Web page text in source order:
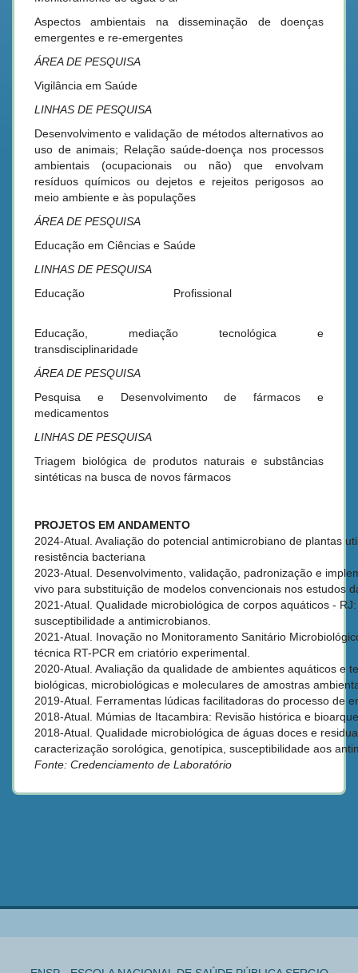
Aspectos ambientais na disseminação de doenças
emergentes e re-emergentes
ÁREA DE PESQUISA
Vigilância em Saúde
LINHAS DE PESQUISA
Desenvolvimento e validação de métodos alternativos ao
uso de animais; Relação saúde-doença nos processos
ambientais (ocupacionais ou não) que envolvam
resíduos químicos ou dejetos e rejeitos perigosos ao
meio ambiente e às populações
ÁREA DE PESQUISA
Educação em Ciências e Saúde
LINHAS DE PESQUISA
Educação Profissional
Educação, mediação tecnológica e
transdisciplinaridade
ÁREA DE PESQUISA
Pesquisa e Desenvolvimento de fármacos e
medicamentos
LINHAS DE PESQUISA
Triagem biológica de produtos naturais e substâncias
sintéticas na busca de novos fármacos
PROJETOS EM ANDAMENTO
2024-Atual. Avaliação do potencial antimicrobiano de plantas
resistência bacteriana
2023-Atual. Desenvolvimento, validação, padronização e
vivo para substituição de modelos convencionais nos estudos
2021-Atual. Qualidade microbiológica de corpos aquáticos -
susceptibilidade a antimicrobianos.
2021-Atual. Inovação no Monitoramento Sanitário
técnica RT-PCR em criatório experimental.
2020-Atual. Avaliação da qualidade de ambientes aquáticos e
biológicas, microbiológicas e moleculares de amostras
2019-Atual. Ferramentas lúdicas facilitadoras do processo de
2018-Atual. Múmias de Itacambira: Revisão histórica e
2018-Atual. Qualidade microbiológica de águas doces e
caracterização sorológica, genotípica, susceptibilidade aos
Fonte: Credenciamento de Laboratório